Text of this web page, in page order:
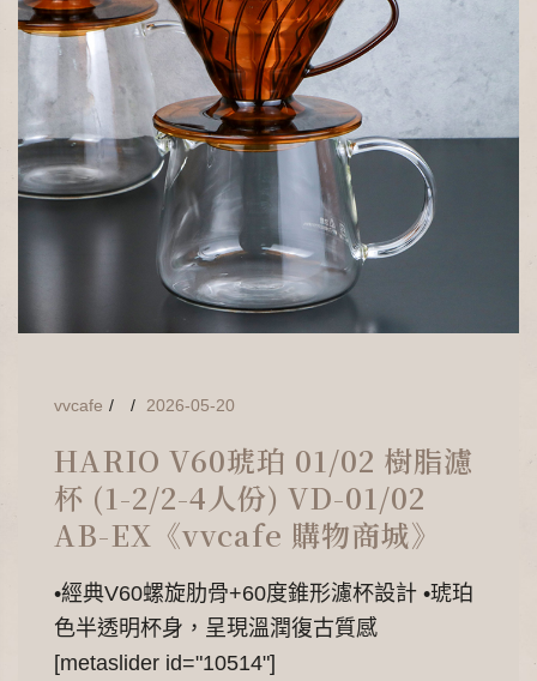
vvcafe 2026-05-20
HARIO V60琥珀 01/02 樹脂濾
杯 (1-2/2-4人份) VD-01/02
AB-EX《vvcafe 購物商城》
•經典V60螺旋肋骨+60度錐形濾杯設計 •琥珀
色半透明杯身，呈現溫潤復古質感
[metaslider id="10514"]